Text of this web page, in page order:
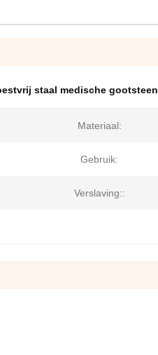
staal medische gootsteen
Materiaal:
Gebruik:
Verslaving::